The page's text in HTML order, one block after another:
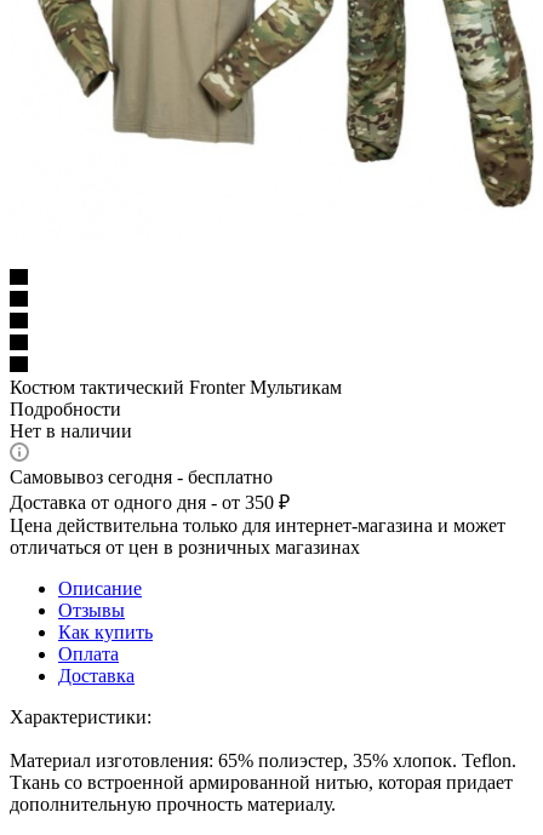
Костюм тактический Fronter Мультикам
Подробности
Нет в наличии
Самовывоз сегодня - бесплатно
Доставка от одного дня - от 350 ₽
Цена действительна только для интернет-магазина и может
отличаться от цен в розничных магазинах
Описание
Отзывы
Как купить
Оплата
Доставка
Характеристики:
Материал изготовления: 65% полиэстер, 35% хлопок. Teflon.
Ткань со встроенной армированной нитью, которая придает
дополнительную прочность материалу.